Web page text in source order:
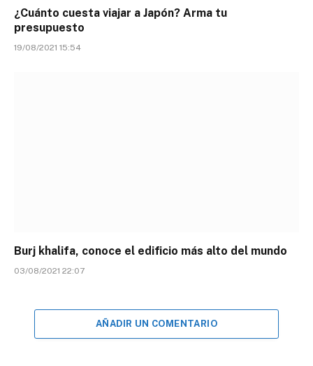
¿Cuánto cuesta viajar a Japón? Arma tu
presupuesto
19/08/2021 15:54
Burj khalifa, conoce el edificio más alto del mundo
03/08/2021 22:07
AÑADIR UN COMENTARIO